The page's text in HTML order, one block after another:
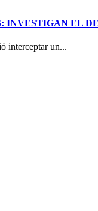
INVESTIGAN EL
interceptar un...